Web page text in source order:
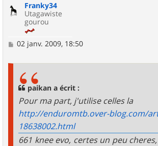
Franky34
Utagawiste
gourou
M
02 janv. 2009, 18:50
paikan a écrit :
Pour ma part, j'utilise celles la
http://enduromtb.over-blog.com/
18638002.html
661 knee evo, certes un peu